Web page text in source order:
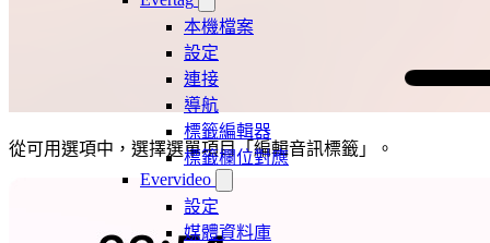
本機檔案
設定
連接
導航
標籤編輯器
標籤欄位對應
Evervideo
設定
媒體資料庫
從可用選項中，選擇選單項目「編輯音訊標籤」。